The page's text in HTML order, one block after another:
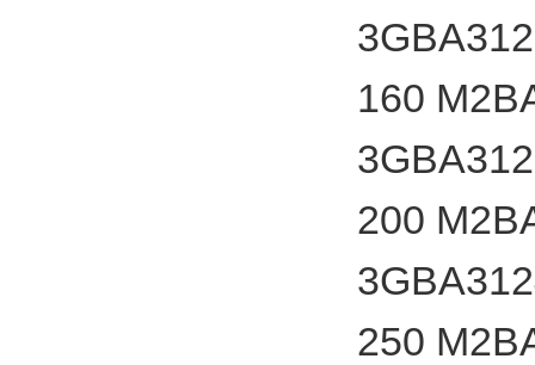
160
200
250